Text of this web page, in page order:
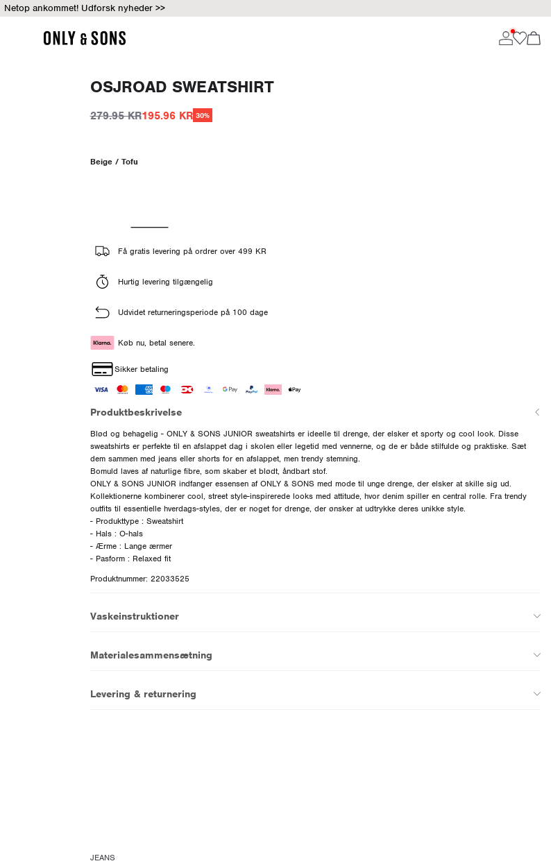
Netop ankommet! Udforsk nyheder >>
OSJROAD SWEATSHIRT
279.95 KR195.96 KR 30%
Beige / Tofu
Få gratis levering på ordrer over 499 KR
Hurtig levering tilgængelig
Udvidet returneringsperiode på 100 dage
Køb nu, betal senere.
Sikker betaling
Produktbeskrivelse
Blød og behagelig - ONLY & SONS JUNIOR sweatshirts er ideelle til drenge, der elsker et sporty og cool look. Disse
sweatshirts er perfekte til en afslappet dag i skolen eller legetid med vennerne, og de er både stilfulde og praktiske. Sæt
dem sammen med jeans eller shorts for en afslappet, men trendy stemning.
Bomuld laves af naturlige fibre, som skaber et blødt, åndbart stof.
ONLY & SONS JUNIOR indfanger essensen af ONLY & SONS med mode til unge drenge, der elsker at skille sig ud.
Kollektionerne kombinerer cool, street style-inspirerede looks med attitude, hvor denim spiller en central rolle. Fra trendy
outfits til essentielle hverdags-styles, der er noget for drenge, der ønsker at udtrykke deres unikke style.
- Produkttype : Sweatshirt
- Hals : O-hals
- Ærme : Lange ærmer
- Pasform : Relaxed fit
Produktnummer: 22033525
Vaskeinstruktioner
Materialesammensætning
Levering & returnering
JEANS